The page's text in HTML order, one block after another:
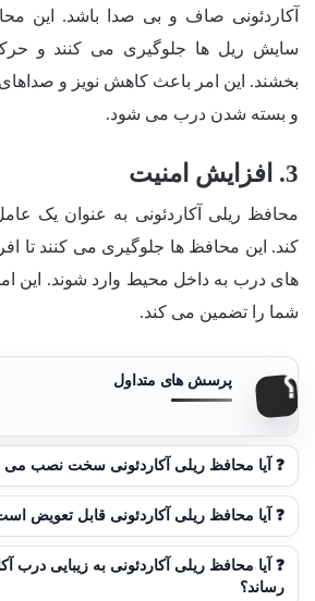
آکاردئونی صاف و بی صدا باشد. این
سایش ریل ها جلوگیری می کنند و
بخشند. این امر باعث کاهش نویز و صداهای
و بسته شدن درب می شود.
3. افزایش امنیت
محافظ ریلی آکاردئونی به عنوان یک
کند. این محافظ ها جلوگیری می کنند تا
های درب به داخل محیط وارد شوند. این
شما را تضمین می کند.
❓ آیا محافظ ریلی آکاردئونی سخت نصب می
❓ آیا محافظ ریلی آکاردئونی قابل تعویض
❓ آیا محافظ ریلی آکاردئونی به زیبایی درب
رساند؟